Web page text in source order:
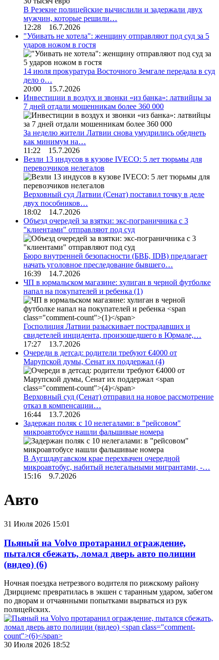
В Резекне полицейские вычислили и задержали двух
мужчин, которые решили…
12:28 16.7.2026
"Убивать не хотела": женщину отправляют под суд за 5
ударов ножом в гостя
14 июля прокуратура Восточного Земгале передала в суд
дело о…
20:00 15.7.2026
Инвестиции в воздух и звонки «из банка»: латвийцы за
7 дней отдали мошенникам более 360 000
За неделю жители Латвии снова умудрились обеднеть
как минимум на…
11:22 15.7.2026
Везли 13 индусов в кузове IVECO: 5 лет тюрьмы для
перевозчиков нелегалов
Верховный суд Латвии (Сенат) поставил точку в деле
двух пособников…
18:02 14.7.2026
Объезд очередей за взятки: экс-пограничника с 3
"клиентами" отправляют под суд
Бюро внутренней безопасности (БВБ, IDB) предлагает
начать уголовное преследование бывшего…
16:39 14.7.2026
ЧП в юрмальском магазине: хулиган в черной футболке
напал на покупателей и ребенка (1)
Госполиция Латвии разыскивает пострадавших и
свидетелей инцидента, произошедшего в Юрмале,…
17:27 13.7.2026
Очереди в детсад: родители требуют €4000 от
Марупской думы, Сенат их поддержал (4)
Верховный суд (Сенат) отправил на новое рассмотрение
отказ в компенсации…
16:44 13.7.2026
Задержан поляк с 10 нелегалами: в "рейсовом"
микроавтобусе нашли фальшивые номера
В Аугшдаугавском крае перехвачен очередной
микроавтобус, набитый нелегальными мигрантами, -…
15:16 9.7.2026
Авто
31 Июля 2026 15:01
Пьяный на Volvo протаранил ограждение,
пытался сбежать, ломал дверь авто полиции
(видео) (6)
Ночная поездка нетрезвого водителя по рижскому району
Дзирциемс превратилась в экшен с таранным ударом, забегом
по дворам и отчаянными попытками вырваться из рук
полицейских.
30 Июля 2026 18:52